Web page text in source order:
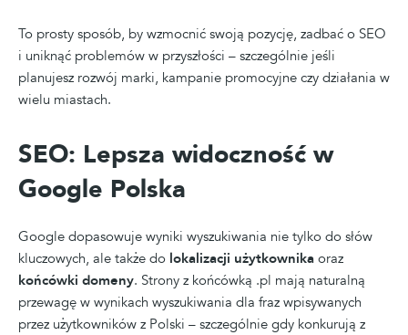
To prosty sposób, by wzmocnić swoją pozycję, zadbać o SEO
i uniknąć problemów w przyszłości – szczególnie jeśli
planujesz rozwój marki, kampanie promocyjne czy działania w
wielu miastach.
SEO: Lepsza widoczność w
Google Polska
Google dopasowuje wyniki wyszukiwania nie tylko do słów
kluczowych, ale także do lokalizacji użytkownika oraz
końcówki domeny. Strony z końcówką .pl mają naturalną
przewagę w wynikach wyszukiwania dla fraz wpisywanych
przez użytkowników z Polski – szczególnie gdy konkurują z